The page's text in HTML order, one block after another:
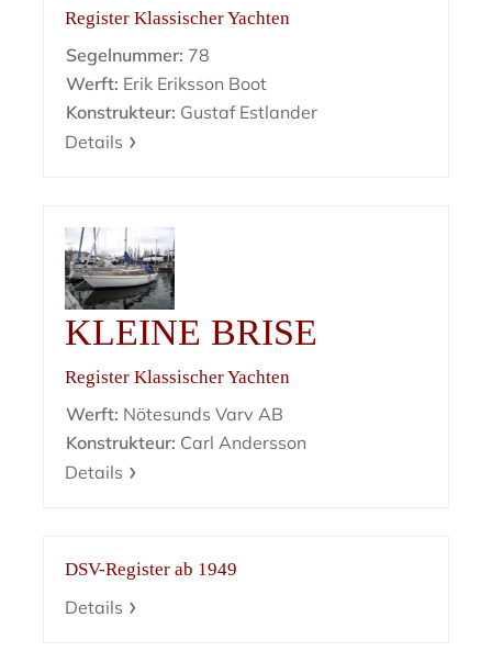
Register Klassischer Yachten
Segelnummer: 78
Werft: Erik Eriksson Boot
Konstrukteur: Gustaf Estlander
Details
KLEINE BRISE
Register Klassischer Yachten
Werft: Nötesunds Varv AB
Konstrukteur: Carl Andersson
Details
DSV-Register ab 1949
Details